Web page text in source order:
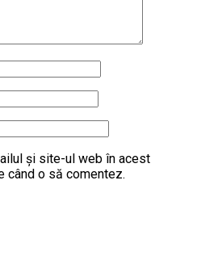
și site-ul web în acest
când o să comentez.